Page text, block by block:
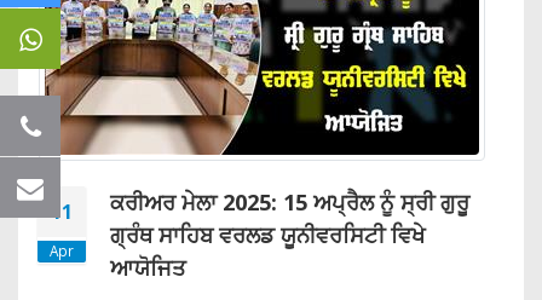
11
Apr
ਕਰੀਅਰ ਮੇਲਾ 2025: 15 ਅਪ੍ਰੈਲ ਨੂੰ ਸ੍ਰੀ ਗੁਰੂ
ਗ੍ਰੰਥ ਸਾਹਿਬ ਵਰਲਡ ਯੂਨੀਵਰਸਿਟੀ ਵਿਖੇ
ਆਯੋਜਿਤ